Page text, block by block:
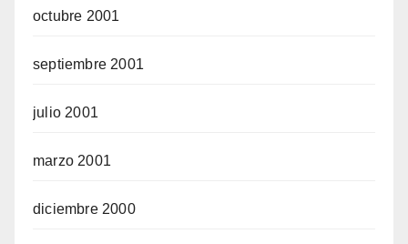
octubre 2001
septiembre 2001
julio 2001
marzo 2001
diciembre 2000